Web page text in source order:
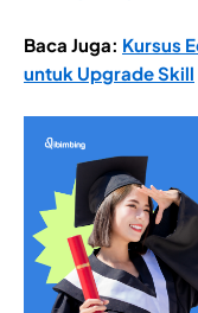
Baca Juga: Kursus
untuk Upgrade Skill